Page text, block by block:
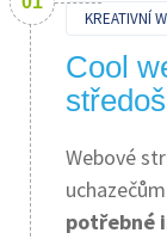
KREATIVNÍ
Cool
Webové
potřebné